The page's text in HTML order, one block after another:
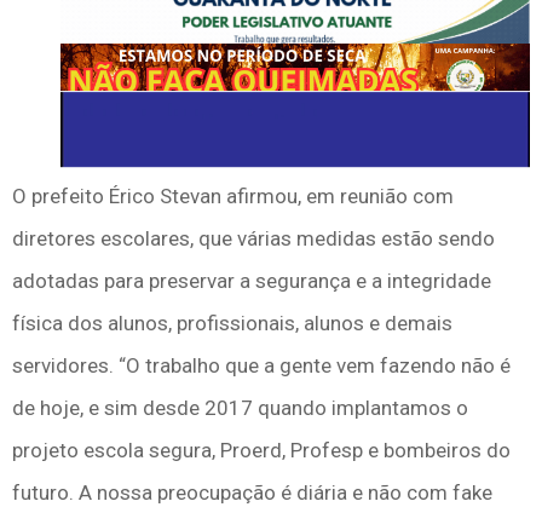
O prefeito Érico Stevan afirmou, em reunião com
diretores escolares, que várias medidas estão sendo
adotadas para preservar a segurança e a integridade
física dos alunos, profissionais, alunos e demais
servidores. “O trabalho que a gente vem fazendo não é
de hoje, e sim desde 2017 quando implantamos o
projeto escola segura, Proerd, Profesp e bombeiros do
futuro. A nossa preocupação é diária e não com fake